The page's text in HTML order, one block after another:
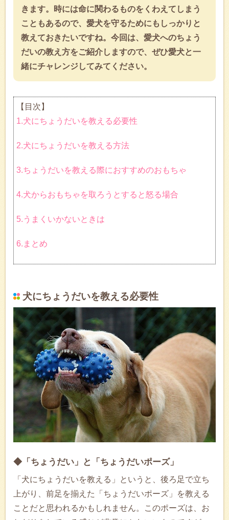
きます。時には命に関わるものをくわえてしまう
こともあるので、愛犬を守るためにもしっかりと
教えておきたいですね。今回は、愛犬へのちょう
だいの教え方をご紹介しますので、ぜひ愛犬と一
緒にチャレンジしてみてください。
【目次】
1.犬にちょうだいを教える必要性
2.犬にちょうだいを教える方法
3.ちょうだいを教える際におすすめのおもちゃ
4.犬からおもちゃを取ろうとすると怒る場合
5.うまくいかないときは
6.まとめ
犬にちょうだいを教える必要性
◆「ちょうだい」と「ちょうだいポーズ」
「犬にちょうだいを教える」というと、後ろ足で立ち
上がり、前足を揃えた「ちょうだいポーズ」を教える
ことだと思われるかもしれません。このポーズは、お